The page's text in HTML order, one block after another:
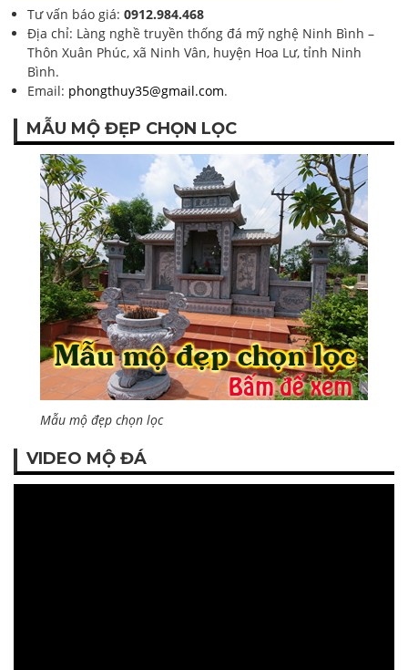
Tư vấn báo giá: 0912.984.468
Địa chỉ: Làng nghề truyền thống đá mỹ nghệ Ninh Bình –
Thôn Xuân Phúc, xã Ninh Vân, huyện Hoa Lư, tỉnh Ninh
Bình.
Email: phongthuy35@gmail.com.
MẪU MỘ ĐẸP CHỌN LỌC
Mẫu mộ đẹp chọn lọc
VIDEO MỘ ĐÁ